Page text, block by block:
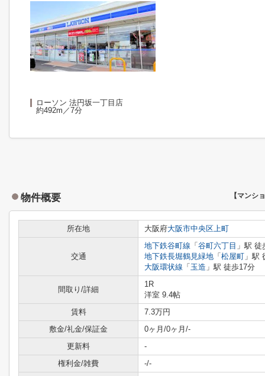
ローソン 法円坂一丁目店
約492m／7分
物件概要 【マンシ
所在地 大阪府大阪市中央区上町
交通
地下鉄谷町線 「 谷町六丁目 」駅 徒
地下鉄長堀鶴見緑地 「 松屋町 」駅
大阪環状線 「 玉造 」駅 徒歩17分
間取り/詳細
1R
洋室 9.4帖
賃料
7.3万円
敷金/礼金/保証金
0ヶ月/0ヶ月/-
更新料
-
権利金/雑費
-/-